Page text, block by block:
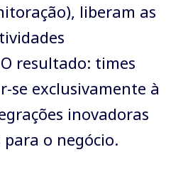
liberam as
resultado: times
se exclusivamente à
inovadoras
o negócio.